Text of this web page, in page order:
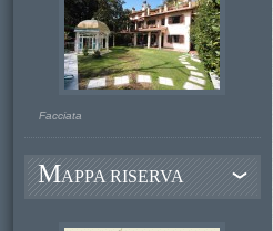
Facciata
MAPPA RISERVA